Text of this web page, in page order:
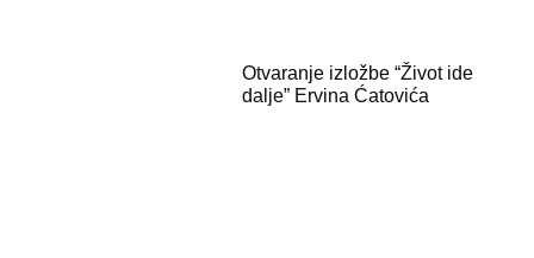
Otvaranje izložbe “Život ide
dalje” Ervina Ćatovića